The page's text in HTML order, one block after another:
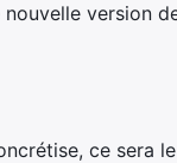
version
ce sera le